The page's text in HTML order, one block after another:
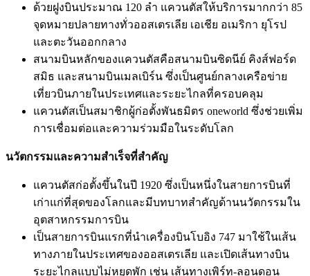
ด้วยฝูงบินประมาณ 120 ลำ แควนตัสให้บริการมากกว่า 85
จุดหมายปลายทางทั่วออสเตรเลีย เอเชีย อเมริกา ยุโรป
และตะวันออกกลาง
สนามบินหลักของแควนตัสคือสนามบินซิดนีย์ คิงส์ฟอร์ด
สมิธ และสนามบินเมลเบิร์น ซึ่งเป็นศูนย์กลางเครือข่าย
เที่ยวบินภายในประเทศและระยะไกลที่ครอบคลุม
แควนตัสเป็นสมาชิกผู้ก่อตั้งพันธมิตร oneworld ซึ่งช่วยเพิ่ม
การเชื่อมต่อและความร่วมมือในระดับโลก
นวัตกรรมและความสำเร็จที่สำคัญ
แควนตัสก่อตั้งขึ้นในปี 1920 ซึ่งเป็นหนึ่งในสายการบินที่
เก่าแก่ที่สุดของโลกและมีบทบาทสำคัญด้านนวัตกรรมใน
อุตสาหกรรมการบิน
เป็นสายการบินแรกที่นำเครื่องบินโบอิง 747 มาใช้ในเส้น
ทางภายในประเทศของออสเตรเลีย และเปิดเส้นทางบิน
ระยะไกลแบบไม่หยุดพัก เช่น เส้นทางเพิร์ท-ลอนดอน